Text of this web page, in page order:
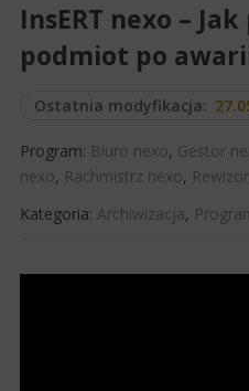
InsERT nexo –
podmiot po
Ostatnia modyfikacja:
Program: Biuro nexo, Gestor
nexo, Rachmistrz nexo,
Kategoria: Archiwizacja,